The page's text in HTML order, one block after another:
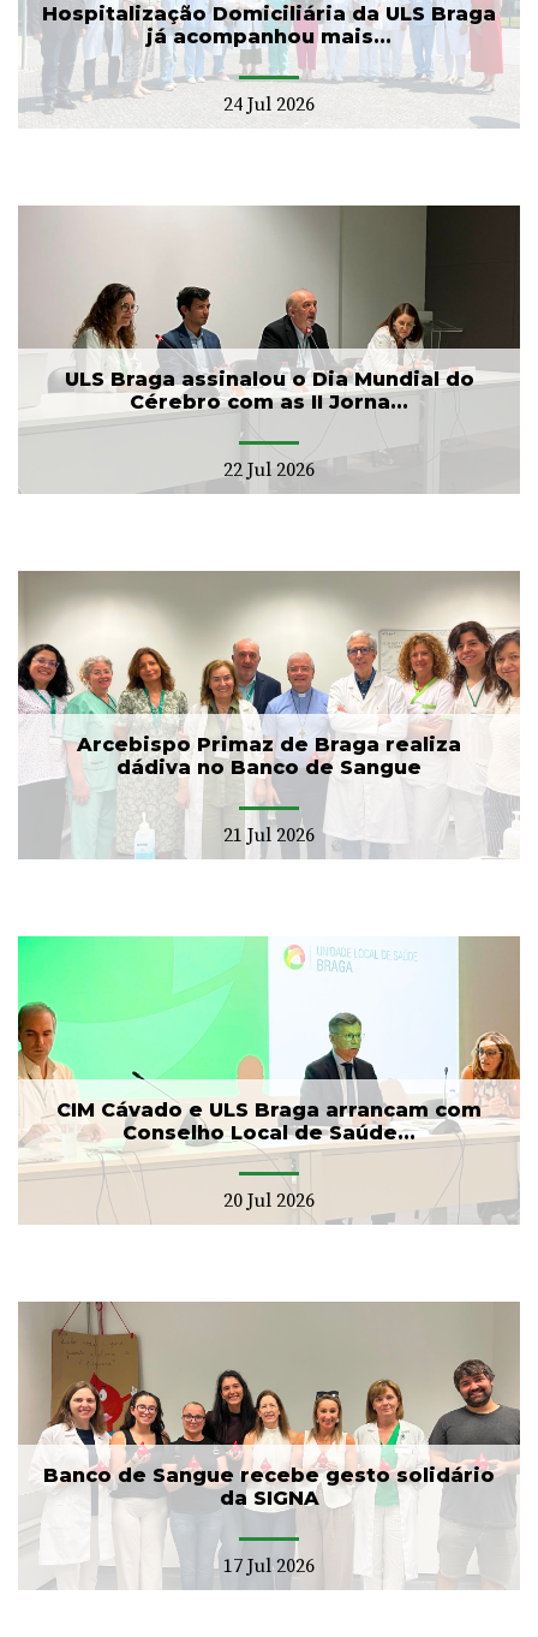
Hospitalização Domiciliária da ULS Braga
já acompanhou mais...
24 Jul 2026
ULS Braga assinalou o Dia Mundial do
Cérebro com as II Jorna...
22 Jul 2026
Arcebispo Primaz de Braga realiza
dádiva no Banco de Sangue
21 Jul 2026
CIM Cávado e ULS Braga arrancam com
Conselho Local de Saúde...
20 Jul 2026
Banco de Sangue recebe gesto solidário
da SIGNA
17 Jul 2026